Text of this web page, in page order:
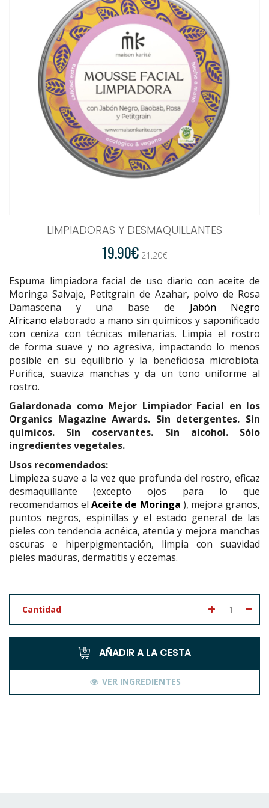
LIMPIADORAS Y DESMAQUILLANTES
19.90€ 21.20€
Espuma limpiadora facial de uso diario con aceite de
Moringa Salvaje, Petitgrain de Azahar, polvo de Rosa
Damascena y una base de
Jabón Negro
Africano elaborado a mano sin químicos y saponificado
con ceniza con técnicas milenarias. Limpia el rostro
de forma suave y no agresiva, impactando lo menos
posible en su equilibrio y la beneficiosa microbiota.
Purifica, suaviza manchas y da un tono uniforme al
rostro.
Galardonada como Mejor Limpiador Facial en los
Organics Magazine Awards. Sin detergentes. Sin
químicos. Sin coservantes. Sin alcohol. Sólo
ingredientes vegetales.
Usos recomendados:
Limpieza suave a la vez que profunda del rostro, eficaz
desmaquillante (excepto ojos para lo que
recomendamos el Aceite de Moringa ), mejora granos,
puntos negros, espinillas y el estado general de las
pieles con tendencia acnéica, atenúa y mejora manchas
oscuras e hiperpigmentación, limpia con suavidad
pieles maduras, dermatitis y eczemas.
Cantidad
AÑADIR A LA CESTA
VER INGREDIENTES